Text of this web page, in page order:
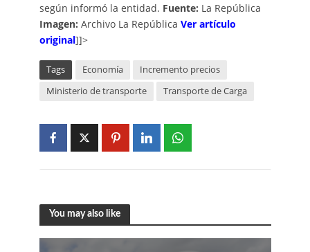
según informó la entidad. Fuente: La República
Imagen: Archivo La República Ver artículo
original]]>
Tags Economía
Incremento precios
Ministerio de transporte
Transporte de Carga
You may also like